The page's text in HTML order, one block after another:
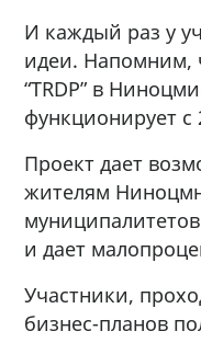
И каждый раз у
идеи. Напомним,
“TRDP” в
функционирует с
Проект дает
жителям
и дает
Участники,
бизнес-планов